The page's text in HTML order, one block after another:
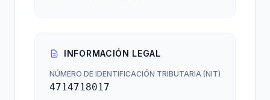
INFORMACIÓN LEGAL
NÚMERO DE IDENTIFICACIÓN TRIBUTARIA (NIT)
4714718017